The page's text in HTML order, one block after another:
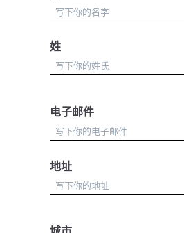
姓
电子邮件
地址